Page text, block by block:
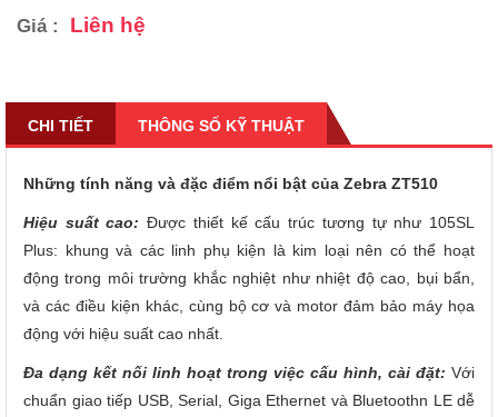
Giá : Liên hệ
CHI TIẾT THÔNG SỐ KỸ THUẬT
Những tính năng và đặc điểm nổi bật của Zebra ZT510
Hiệu suất cao: Được thiết kế cấu trúc tương tự như 105SL
Plus: khung và các linh phụ kiện là kim loại nên có thể hoạt
động trong môi trường khắc nghiệt như nhiệt độ cao, bụi bẩn,
và các điều kiện khác, cùng bộ cơ và motor đảm bảo máy họa
động với hiệu suất cao nhất.
Đa dạng kết nối linh hoạt trong việc cấu hình, cài đặt: Với
chuẩn giao tiếp USB, Serial, Giga Ethernet và Bluetoothn LE dễ